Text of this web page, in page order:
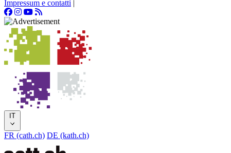
Impressum e contatti |
IT
FR (cath.ch) DE (kath.ch)